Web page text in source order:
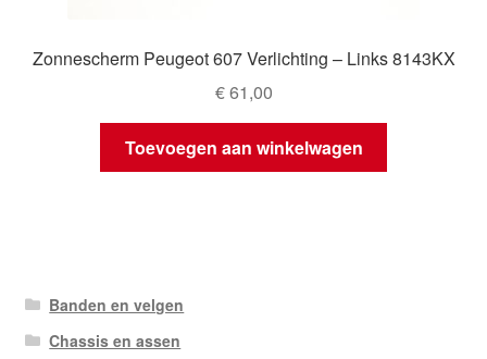
Zonnescherm Peugeot 607 Verlichting – Links 8143KX
€61,00
Toevoegen aan winkelwagen
Banden en velgen
Chassis en assen